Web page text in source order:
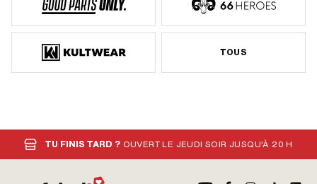
TOUS
TU FINIS TARD ? OUVERT LE JEUDI SOIR JUSQU'À 20 H